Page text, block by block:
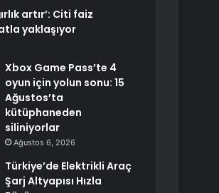
artır’: Citi faiz
yaklaşıyor
Xbox Game Pass’te 4
oyun için yolun sonu: 15
Ağustos’ta
kütüphaneden
siliniyorlar
Ağustos 6, 2026
Türkiye’de Elektrikli Araç
Şarj Altyapısı Hızla